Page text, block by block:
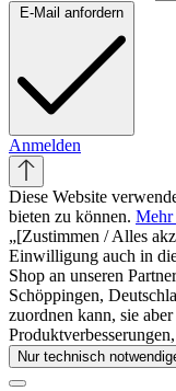
E-Mail anfordern
Anmelden
Diese Website
bieten zu können. Mehr
„[Zustimmen / Alles
Einwilligung auch in
Shop an unseren
Schöppingen,
zuordnen kann, sie
Nur technisch